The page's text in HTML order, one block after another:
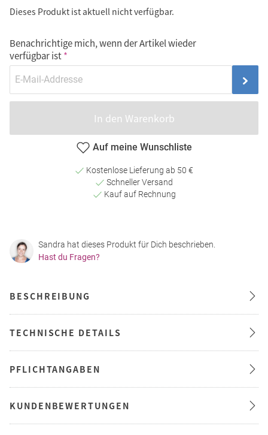
Dieses Produkt ist aktuell nicht verfügbar.
Benachrichtige mich, wenn der Artikel wieder
verfügbar ist
In den Warenkorb
Auf meine Wunschliste
Kostenlose Lieferung ab 50 €
Schneller Versand
Kauf auf Rechnung
Sandra hat dieses Produkt für Dich beschrieben.
Hast du Fragen?
BESCHREIBUNG
TECHNISCHE DETAILS
PFLICHTANGABEN
KUNDENBEWERTUNGEN